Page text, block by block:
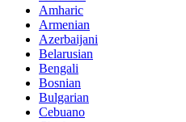
Amharic
Armenian
Azerbaijani
Belarusian
Bengali
Bosnian
Bulgarian
Cebuano